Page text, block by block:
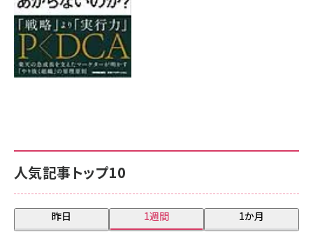
人気記事トップ10
昨日 1週間 1か月